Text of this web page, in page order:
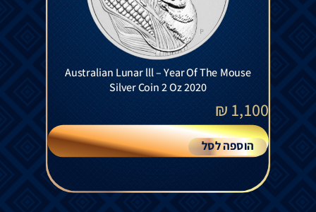
Australian Lunar lll – Year Of The Mouse
Silver Coin 2 Oz 2020
1,100
₪
הוספה לסל